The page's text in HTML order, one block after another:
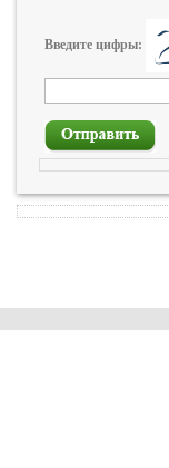
Введите цифры: